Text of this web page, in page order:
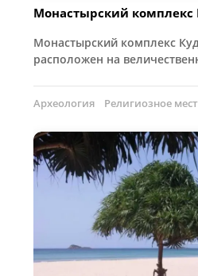
Монастырский комплекс
Монастырский комплекс
расположен на
Археология Религиозное